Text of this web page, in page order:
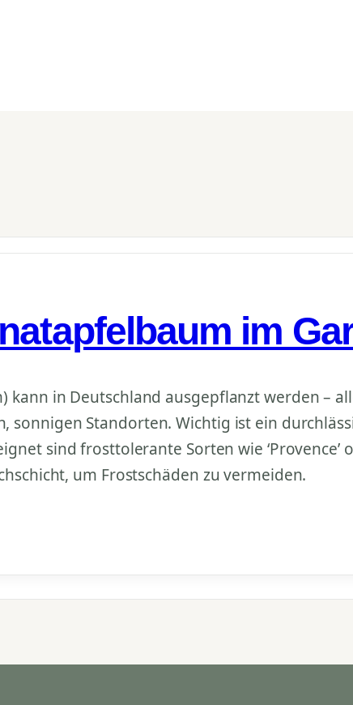
im
kann in Deutschland ausgepflanzt werden –
sonnigen Standorten. Wichtig ist ein
sind frosttolerante Sorten wie ‘Provence’
um Frostschäden zu vermeiden.